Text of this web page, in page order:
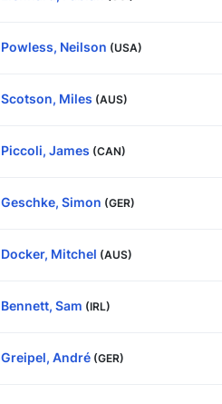
Powless, Neilson (USA)
Scotson, Miles (AUS)
Piccoli, James (CAN)
Geschke, Simon (GER)
Docker, Mitchel (AUS)
Bennett, Sam (IRL)
Greipel, André (GER)